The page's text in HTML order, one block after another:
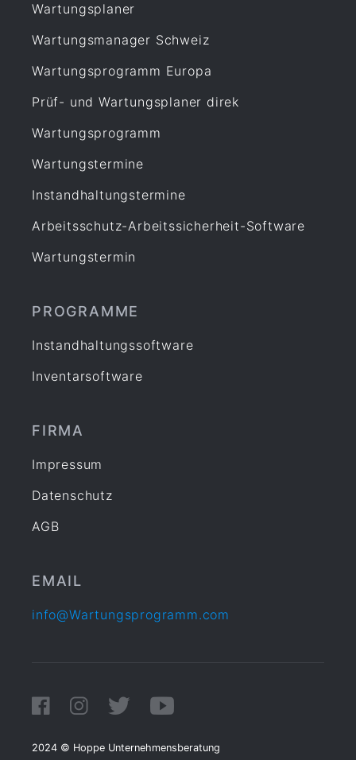
Wartungsplaner
Wartungsmanager Schweiz
Wartungsprogramm Europa
Prüf- und Wartungsplaner direk
Wartungsprogramm
Wartungstermine
Instandhaltungstermine
Arbeitsschutz-Arbeitssicherheit-Software
Wartungstermin
PROGRAMME
Instandhaltungssoftware
Inventarsoftware
FIRMA
Impressum
Datenschutz
AGB
EMAIL
info@Wartungsprogramm.com
2024 © Hoppe Unternehmensberatung